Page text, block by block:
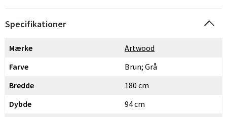
Specifikationer
Mærke
Artwood
Farve
Brun; Grå
Bredde
180 cm
Dybde
94 cm